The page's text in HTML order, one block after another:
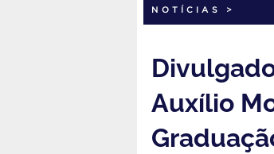
NOTÍCIAS >
Auxílio